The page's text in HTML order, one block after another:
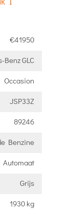
€41950
Benz GLC
Occasion
JSP33Z
89246
Benzine
Automaat
Grijs
1930 kg